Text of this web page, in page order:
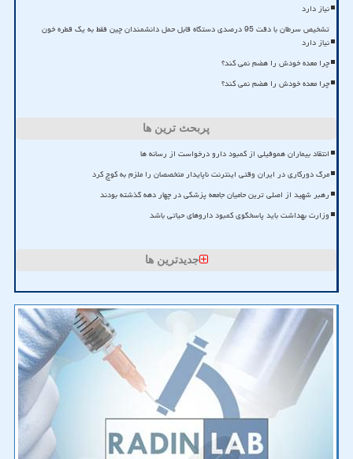
نیاز دارد
تشخیص سرطان با دقت 95 درصدی دستگاه قابل حمل دانشمندان چین فقط به یک قطره خون
نیاز دارد
چرا معده خودش را هضم نمی کند؟
چرا معده خودش را هضم نمی کند؟
پربحث ترین ها
انتقاد بیماران هموفیلی از کمبود دارو درخواست از رسانه ها
مرگ دورکاری در ایران وقتی اینترنت ناپایدار متخصصان را ملزم به کوچ کرد
رهبر شهید از اصلی ترین حامیان جامعه پزشکی در چهار دهه گذشته بودند
وزارت بهداشت باید پاسخگوی کمبود داروهای حیاتی باشد
جدیدترین ها